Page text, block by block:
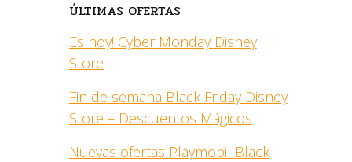
ÚLTIMAS OFERTAS
Es hoy! Cyber Monday Disney
Store
Fin de semana Black Friday Disney
Store – Descuentos Mágicos
Nuevas ofertas Playmobil Black